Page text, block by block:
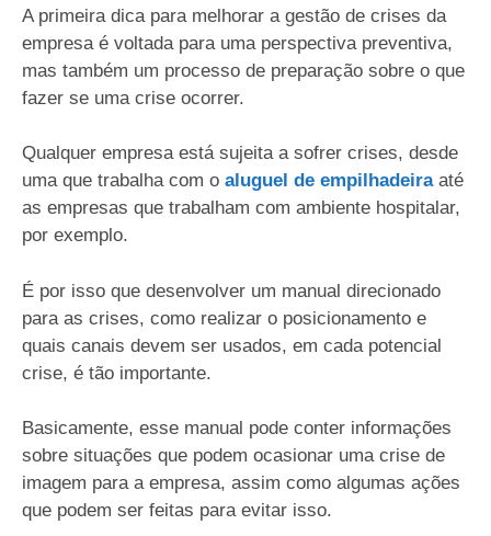
A primeira dica para melhorar a gestão de crises da
empresa é voltada para uma perspectiva preventiva,
mas também um processo de preparação sobre o que
fazer se uma crise ocorrer.
Qualquer empresa está sujeita a sofrer crises, desde
uma que trabalha com o aluguel de empilhadeiraaté
as empresas que trabalham com ambiente hospitalar,
por exemplo.
É por isso que desenvolver um manual direcionado
para as crises, como realizar o posicionamento e
quais canais devem ser usados, em cada potencial
crise, é tão importante.
Basicamente, esse manual pode conter informações
sobre situações que podem ocasionar uma crise de
imagem para a empresa, assim como algumas ações
que podem ser feitas para evitar isso.